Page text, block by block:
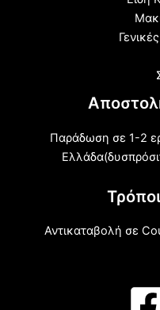
Παράδωση σε 1-2
Αντικαταβολή σε